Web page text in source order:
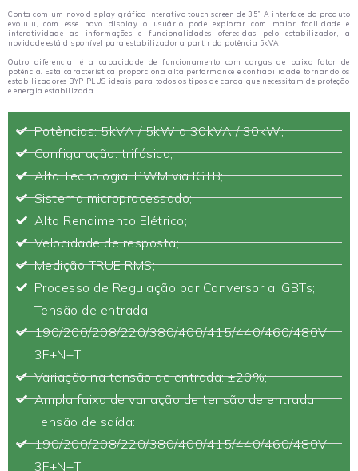
Conta com um novo display gráfico interativo touch screen de 3,5’’. A interface do produto
evoluiu, com esse novo display o usuário pode explorar com maior facilidade e
interatividade as informações e funcionalidades oferecidas pelo estabilizador, a
novidade está disponível para estabilizador a partir da potência 5kVA.
Outro diferencial é a capacidade de funcionamento com cargas de baixo fator de
potência. Esta característica proporciona alta performance e confiabilidade, tornando os
estabilizadores BYP PLUS ideais para todos os tipos de carga que necessitam de proteção
e energia estabilizada.
Potências: 5kVA / 5kW a 30kVA / 30kW;
Configuração: trifásica;
Alta Tecnologia, PWM via IGTB;
Sistema microprocessado;
Alto Rendimento Elétrico;
Velocidade de resposta;
Medição TRUE RMS;
Processo de Regulação por Conversor a IGBTs;
Tensão de entrada:
190/200/208/220/380/400/415/440/460/480V
3F+N+T;
Variação na tensão de entrada: ±20%;
Ampla faixa de variação de tensão de entrada;
Tensão de saída:
190/200/208/220/380/400/415/440/460/480V
3F+N+T;